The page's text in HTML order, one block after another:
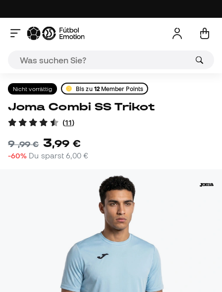
Nicht vorrättig Bis zu 12Member Points
Joma Combi SS Trikot
(11)
9,99 € 3,99 €
-60% Du sparst6,00 €